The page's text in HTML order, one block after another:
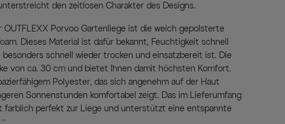
den zeitlosen Charakter des Designs.
OUTFLEXX Porvoo Gartenliege ist die weich gepolsterte
Dieses Material ist dafür bekannt, Feuchtigkeit schnell
besonders schnell wieder trocken und einsatzbereit ist. Die
von ca. 30 cm und bietet Ihnen damit höchsten Komfort.
Polyester, das sich angenehm auf der Haut
Sonnenstunden komfortabel zeigt. Das im Lieferumfang
farblich perfekt zur Liege und unterstützt eine entspannte